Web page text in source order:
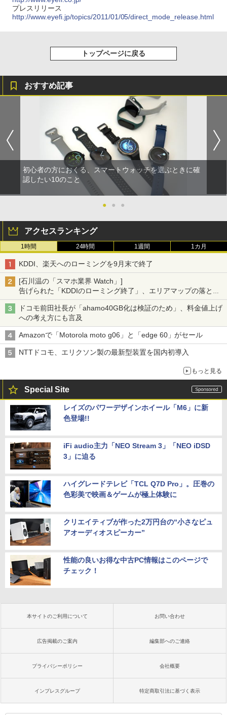
プレスリリース
http://www.eyefi.jp/topics/2011/01/05/direct_mode_release.html
トップページに戻る
おすすめ記事
初心者の方におくる、スマートウォッチを選ぶときに確
認したい10のこと
● ● ●
アクセスランキング
1時間 24時間 1週間 1カ月
KDDI、楽天へのローミングを9月末で終了
[石川温の「スマホ業界 Watch」]
告げられた「KDDIのローミング終了」、エリアマップの落とし
穴と楽天モバイルの課題
ドコモ前田社長が「ahamo40GB化は検証のため」、料金値上げ
への考え方にも言及
Amazonで「Motorola moto g06」と「edge 60」がセール
NTTドコモ、エリクソン製の最新型装置を国内初導入
もっと見る
Special Site
レイズのパワーデザインホイール「M6」に新
色登場!!
iFi audio主力「NEO Stream 3」「NEO iDSD
3」に迫る
ハイグレードテレビ「TCL Q7D Pro」。圧巻の
色彩美で映画＆ゲームが極上体験に
クリエイティブが作った2万円台の“小さなピュ
アオーディオスピーカー”
性能の良いお得な中古PC情報はこのページで
チェック！
本サイトのご利用について お問い合わせ
広告掲載のご案内 編集部へのご連絡
プライバシーポリシー 会社概要
インプレスグループ 特定商取引法に基づく表示